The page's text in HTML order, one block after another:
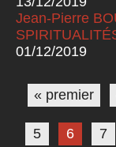
Jean-Pierre
01/12/2019
Pages
« premier
5 6 7